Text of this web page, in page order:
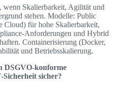
Skalierbarkeit, Agilität und
stehen. Modelle: Public
für hohe Skalierbarkeit,
und Hybrid
Containerisierung (Docker,
und Betriebsskalierung.
DSGVO‑konforme
sicher?